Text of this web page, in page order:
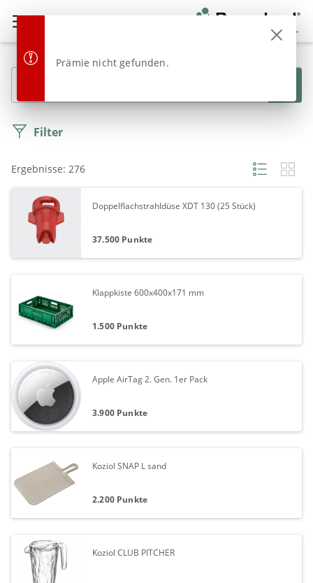
Syngenta
Bonusland
Filter
Ergebnisse: 276
Doppelflachstrahldüse XDT 130 (25 Stück)
37.500 Punkte
Klappkiste 600x400x171 mm
1.500 Punkte
Apple AirTag 2. Gen. 1er Pack
3.900 Punkte
Koziol SNAP L sand
2.200 Punkte
Koziol CLUB PITCHER
Prämie nicht gefunden.